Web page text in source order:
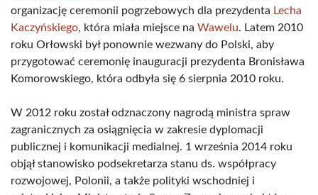
organizację ceremonii pogrzebowych dla prezydenta Lecha
Kaczyńskiego, która miała miejsce na Wawelu. Latem 2010
roku Orłowski był ponownie wezwany do Polski, aby
przygotować ceremonię inauguracji prezydenta Bronisława
Komorowskiego, która odbyła się 6 sierpnia 2010 roku.
W 2012 roku został odznaczony nagrodą ministra spraw
zagranicznych za osiągnięcia w zakresie dyplomacji
publicznej i komunikacji medialnej. 1 września 2014 roku
objął stanowisko podsekretarza stanu ds. współpracy
rozwojowej, Polonii, a także polityki wschodniej i